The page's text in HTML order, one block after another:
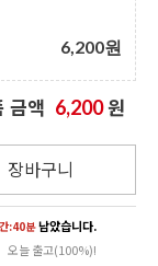
6,200원
금액 6,200원
장바구니
:39분남았습니다.
오늘 출고(100%)!